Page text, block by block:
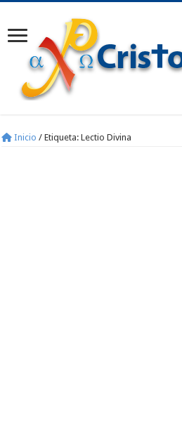
Inicio / Etiqueta:Lectio Divina